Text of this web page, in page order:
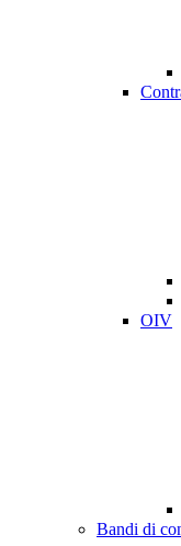
OIV
Bandi di